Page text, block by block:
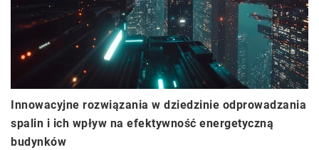
Innowacyjne rozwiązania w dziedzinie odprowadzania
spalin i ich wpływ na efektywność energetyczną
budynków